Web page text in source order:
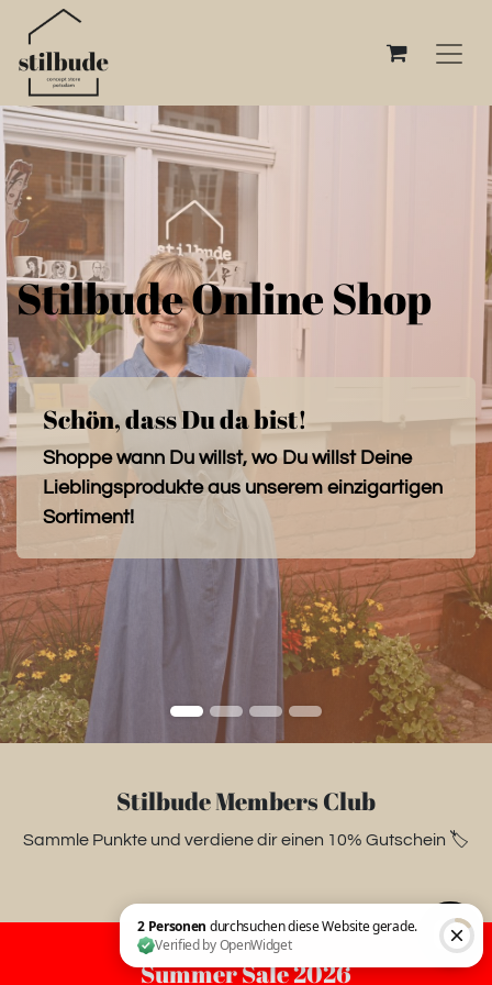
Stilbude Online Shop
Schön, dass Du da bist!
Shoppe wann Du willst, wo Du willst Deine
Lieblingsprodukte aus unserem einzigartigen
Sortiment!
Stilbude Members Club
Sammle Punkte und verdiene dir einen 10% Gutschein 🏷️
Summer Sale 2026